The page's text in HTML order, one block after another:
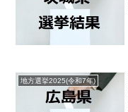
地方選挙2025(令和7年)